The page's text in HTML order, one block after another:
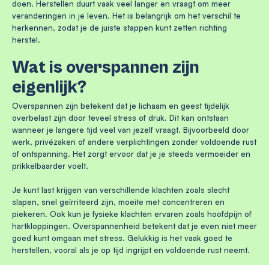
doen. Herstellen duurt vaak veel langer en vraagt om meer
veranderingen in je leven. Het is belangrijk om het verschil te
herkennen, zodat je de juiste stappen kunt zetten richting
herstel.
Wat is overspannen zijn
eigenlijk?
Overspannen zijn betekent dat je lichaam en geest tijdelijk
overbelast zijn door teveel stress of druk. Dit kan ontstaan
wanneer je langere tijd veel van jezelf vraagt. Bijvoorbeeld door
werk, privézaken of andere verplichtingen zonder voldoende rust
of ontspanning. Het zorgt ervoor dat je je steeds vermoeider en
prikkelbaarder voelt.
Je kunt last krijgen van verschillende klachten zoals slecht
slapen, snel geïrriteerd zijn, moeite met concentreren en
piekeren. Ook kun je fysieke klachten ervaren zoals hoofdpijn of
hartkloppingen. Overspannenheid betekent dat je even niet meer
goed kunt omgaan met stress. Gelukkig is het vaak goed te
herstellen, vooral als je op tijd ingrijpt en voldoende rust neemt.